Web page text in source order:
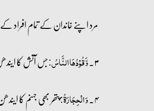
مرد اپنے خاندان کے تمام
۳۔ وَّ قُوۡدُہَا النَّاسُ:جس آتش کا
۴۔ وَ الۡحِجَارَۃُ:پتھر بھی جہنم کا